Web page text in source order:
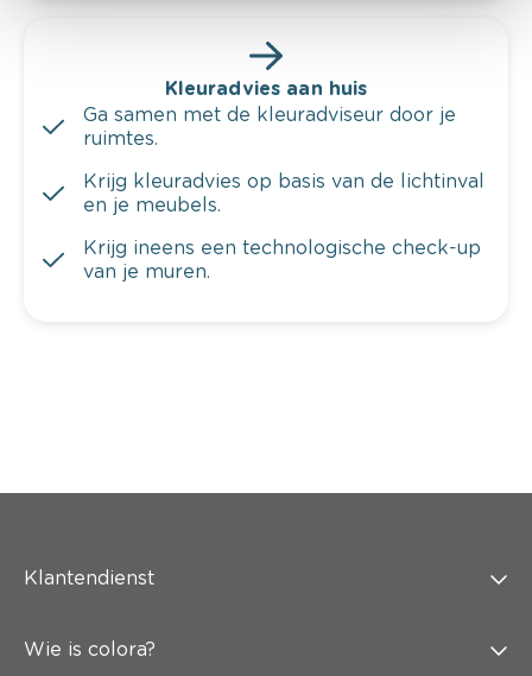
Kleuradvies aan huis
Ga samen met de kleuradviseur door je
ruimtes.
Krijg kleuradvies op basis van de lichtinval
en je meubels.
Krijg ineens een technologische check-up
van je muren.
Klantendienst
Wie is colora?